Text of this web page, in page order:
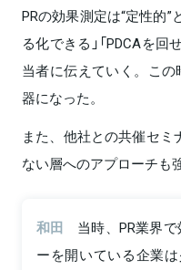
PRの効果測定は“定性的”
る化できる」「PDCAを
当者に伝えていく。こ
器になった。
また、他社との共催セミ
ない層へのアプローチも
和田
当時、PR業界
ーを開いている企業